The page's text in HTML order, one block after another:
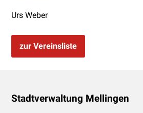
Urs Weber
zur Vereinsliste
Footer
Stadtverwaltung Mellingen